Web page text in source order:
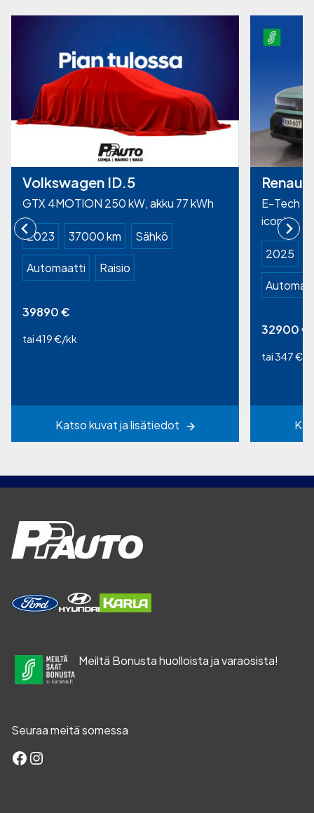
Volkswagen ID.5
GTX 4MOTION 250 kW, akku 77 kWh
2023 37000 km Sähkö
Automaatti Raisio
39890€
tai 419 €/kk
Katso kuvat ja lisätiedot
E-Tech
iconic
2025
32900€
tai 347 €/
Meiltä Bonusta huolloista ja varaosista!
Seuraa meitä somessa
Facebook
Instagram